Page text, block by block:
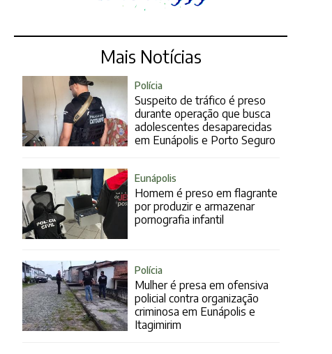
Mais Notícias
Polícia
Suspeito de tráfico é preso
durante operação que busca
adolescentes desaparecidas
em Eunápolis e Porto Seguro
Eunápolis
Homem é preso em flagrante
por produzir e armazenar
pornografia infantil
Polícia
Mulher é presa em ofensiva
policial contra organização
criminosa em Eunápolis e
Itagimirim